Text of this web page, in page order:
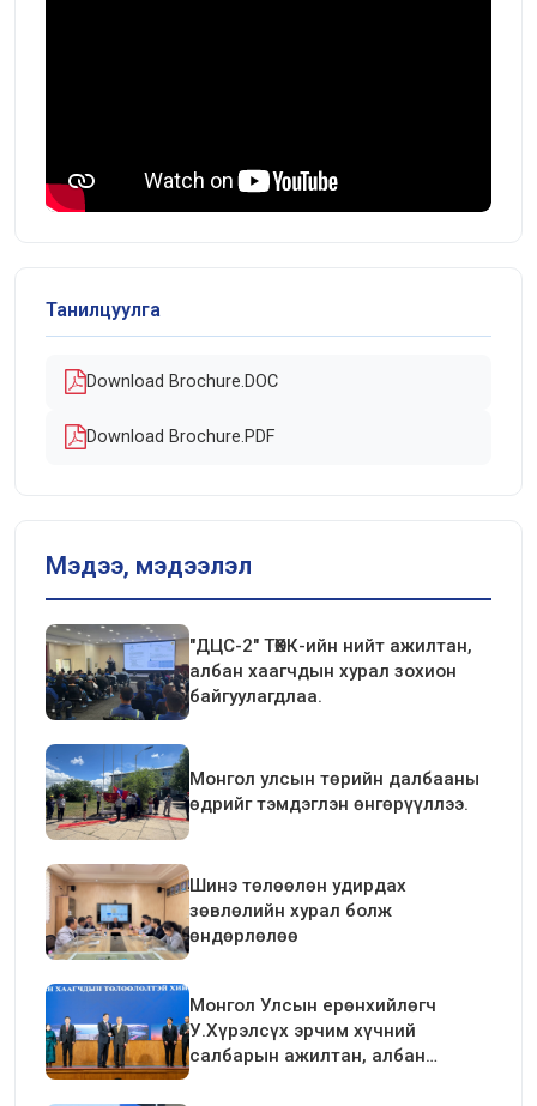
Танилцуулга
Download Brochure.DOC
Download Brochure.PDF
Мэдээ, мэдээлэл
"ДЦС-2" ТӨХК-ийн нийт ажилтан,
албан хаагчдын хурал зохион
байгуулагдлаа.
Монгол улсын төрийн далбааны
өдрийг тэмдэглэн өнгөрүүллээ.
Шинэ төлөөлөн удирдах
зөвлөлийн хурал болж
өндөрлөлөө
Монгол Улсын ерөнхийлөгч
У.Хүрэлсүх эрчим хүчний
салбарын ажилтан, албан